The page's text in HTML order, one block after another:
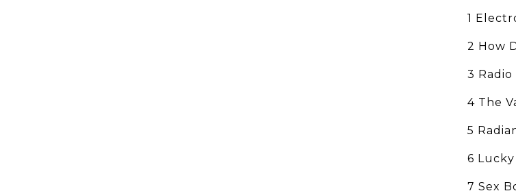
1
2 How
3 Radio
4 The
5
6
7 Sex